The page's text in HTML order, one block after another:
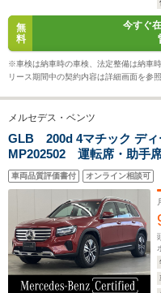
燃費
駆動方式
18.5km/L
└高速道路
20.1km/L
無
料
今すぐ
※車検は納車時の車検、法定整備は納車
リース期間中の契約内容は詳細画面を参照
メルセデス・ベンツ
GLB 200d 4マチック ディ
MP202502 運転席・助手
デジタルコックピットディ
グアシスト/ドライビングア
エントライト64色/純正ド
車両品質評価書付 オンライン相談可